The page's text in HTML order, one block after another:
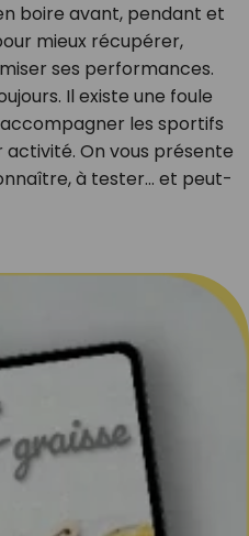
boire avant, pendant et
mieux récupérer,
ses performances.
Il existe une foule
les sportifs
On vous présente
à tester… et peut-